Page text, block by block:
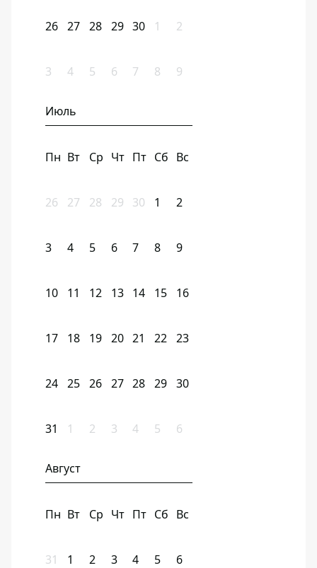
26 27 28 29 30 1 2
3 4 5 6 7 8 9
Июль
Пн Вт Ср Чт Пт Сб Вс
26 27 28 29 30 1 2
3 4 5 6 7 8 9
10 11 12 13 14 15 16
17 18 19 20 21 22 23
24 25 26 27 28 29 30
31 1 2 3 4 5 6
Август
Пн Вт Ср Чт Пт Сб Вс
31 1 2 3 4 5 6